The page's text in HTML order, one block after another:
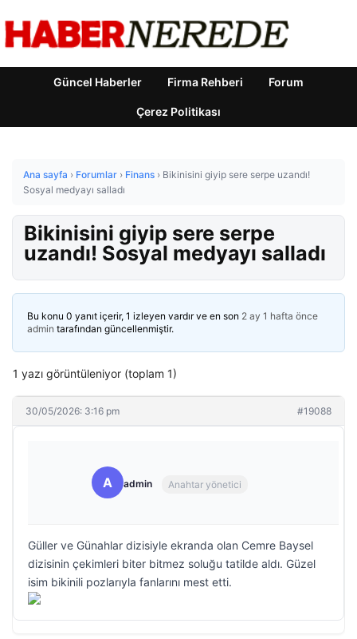
Güncel Haberler Firma Rehberi Forum
Çerez Politikası
Ana sayfa › Forumlar › Finans › Bikinisini giyip sere serpe uzandı!
Sosyal medyayı salladı
Bikinisini giyip sere serpe
uzandı! Sosyal medyayı salladı
Bu konu 0 yanıt içerir, 1 izleyen vardır ve en son 2 ay 1 hafta önce
admin tarafından güncellenmiştir.
1 yazı görüntüleniyor (toplam 1)
30/05/2026: 3:16 pm #19088
A admin Anahtar yönetici
Güller ve Günahlar dizisiyle ekranda olan Cemre Baysel
dizisinin çekimleri biter bitmez soluğu tatilde aldı. Güzel
isim bikinili pozlarıyla fanlarını mest etti.